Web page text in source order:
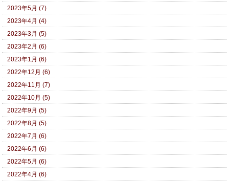
2023年5月 (7)
2023年4月 (4)
2023年3月 (5)
2023年2月 (6)
2023年1月 (6)
2022年12月 (6)
2022年11月 (7)
2022年10月 (5)
2022年9月 (5)
2022年8月 (5)
2022年7月 (6)
2022年6月 (6)
2022年5月 (6)
2022年4月 (6)